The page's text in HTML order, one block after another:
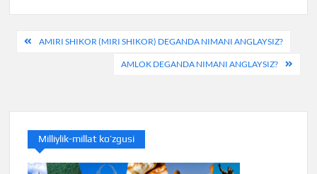
PostAMIRI SHIKOR (MIRI SHIKOR) DEGANDA NIMANI ANGLAYSIZ?
AMLOK DEGANDA NIMANI ANGLAYSIZ?
Milliylik-millat ko’zgusi